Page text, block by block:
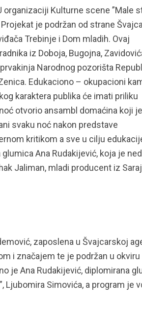
Kulturne scene ”Male
je podržan od strane
Trebinje i Dom mladih. Ovaj
iz Doboja, Bugojna,
Narodnog pozorišta
Edukaciono – okupacioni
karaktera publika će imati priliku
otvorio ansambl domaćina koji je
svaku noć nakon predstave
kritikom a sve u cilju
Ana Rudakijević, koja je
Jaliman, mladi producent iz
zaposlena u Švajcarskoj
i značajem te je podržan u okviru
je Ana Rudakijević, diplomirana
Ljubomira Simovića, a program je